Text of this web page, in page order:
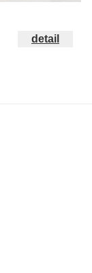
detail